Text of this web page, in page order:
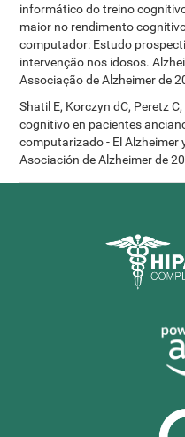
informático do treino
maior no rendimento
computador: Estudo
intervenção nos idosos.
Associação de Alzheimer de
Shatil E, Korczyn dC, Peretz
cognitivo en pacientes
computarizado - El Alzheimer
Asociación de Alzheimer de